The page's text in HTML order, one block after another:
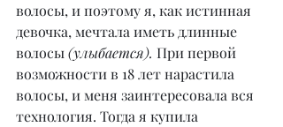
волосы, и поэтому я, как истинная
девочка, мечтала иметь длинные
волосы (улыбается). При первой
возможности в 18 лет нарастила
волосы, и меня заинтересовала вся
технология. Тогда я купила